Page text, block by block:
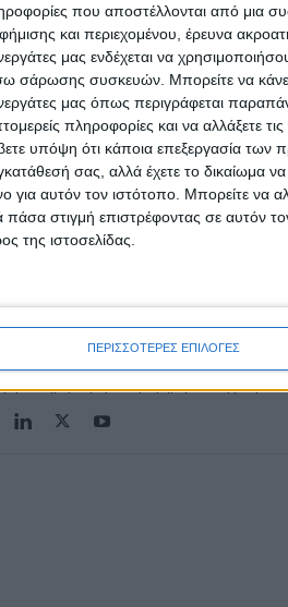
που αποστέλλονται από μια
και περιεχομένου, έρευνα
μας ενδέχεται να
σάρωσης συσκευών. Μπορείτε να
μας όπως περιγράφεται
πληροφορίες και να αλλάξετε
υπόψη ότι κάποια επεξεργασία των
σας, αλλά έχετε το δικαίωμα
για αυτόν τον ιστότοπο. Μπορείτε να
πάσα στιγμή επιστρέφοντας σε αυτόν
της ιστοσελίδας.
ΠΕΡΙΣΣΟΤΕΡΕΣ ΕΠΙΛΟΓΕΣ
την εφημερίδα ΝΕΟΣ ΑΓΩΝ
στην περιοχή της Καρδίτσας και
επίθεση
Εκλογές
debate
Καθημερινή Πρωινή Εφημερίδα της